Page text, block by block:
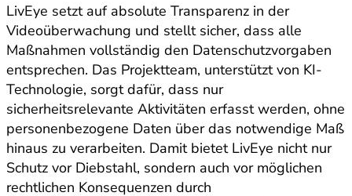
LivEye setzt auf absolute Transparenz in der
Videoüberwachung und stellt sicher, dass alle
Maßnahmen vollständig den Datenschutzvorgaben
entsprechen. Das Projektteam, unterstützt von KI-
Technologie, sorgt dafür, dass nur
sicherheitsrelevante Aktivitäten erfasst werden, ohne
personenbezogene Daten über das notwendige Maß
hinaus zu verarbeiten. Damit bietet LivEye nicht nur
Schutz vor Diebstahl, sondern auch vor möglichen
rechtlichen Konsequenzen durch